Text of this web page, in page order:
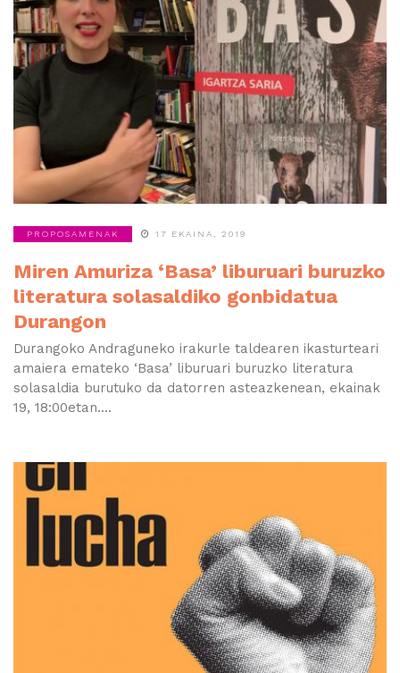
PROPOSAMENAK 17 EKAINA, 2019
Miren Amuriza ‘Basa’ liburuari buruzko
literatura solasaldiko gonbidatua
Durangon
Durangoko Andraguneko irakurle taldearen ikasturteari
amaiera emateko ‘Basa’ liburuari buruzko literatura
solasaldia burutuko da datorren asteazkenean, ekainak
19, 18:00etan....